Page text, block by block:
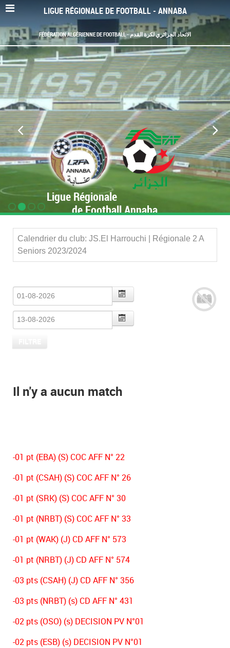
LIGUE RÉGIONALE DE FOOTBALL - ANNABA
FÉDÉRATION ALGÉRIENNE DE FOOTBALL - الاتحاد الجزائري لكرة القدم
Ligue Régionale
de Football Annaba
Calendrier du club: JS.El Harrouchi | Régionale 2 A
Seniors 2023/2024
Il n'y a aucun match
-01 pt (EBA) (S) COC AFF N° 22
-01 pt (CSAH) (S) COC AFF N° 26
-01 pt (SRK) (S) COC AFF N° 30
-01 pt (NRBT) (S) COC AFF N° 33
-01 pt (WAK) (J) CD AFF N° 573
-01 pt (NRBT) (J) CD AFF N° 574
-03 pts (CSAH) (J) CD AFF N° 356
-03 pts (NRBT) (s) CD AFF N° 431
-02 pts (OSO) (s) DECISION PV N°01
-02 pts (ESB) (s) DECISION PV N°01